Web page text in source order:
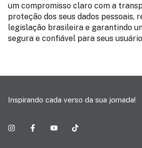
um compromisso claro com a
proteção dos seus dados pessoais,
legislação brasileira e garantindo
segura e confiável para seus
Inspirando cada verso da sua jornada!